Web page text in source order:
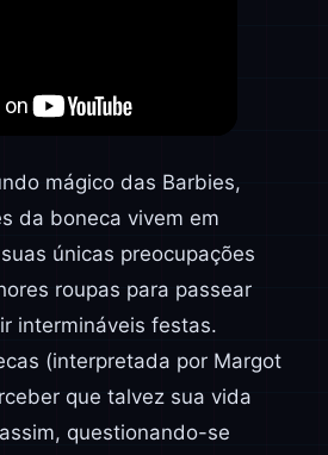
mágico das Barbies,
da boneca vivem em
únicas preocupações
roupas para passear
intermináveis festas.
(interpretada por Margot
que talvez sua vida
questionando-se